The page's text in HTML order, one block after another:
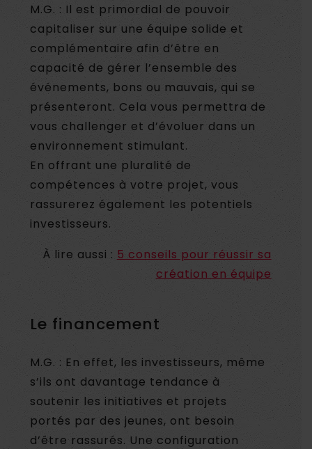
M.G. : Il est primordial de pouvoir
capitaliser sur une équipe solide et
complémentaire afin d’être en
capacité de gérer l’ensemble des
événements, bons ou mauvais, qui se
présenteront. Cela vous permettra de
vous challenger et d’évoluer dans un
environnement stimulant.
En offrant une pluralité de
compétences à votre projet, vous
rassurerez également les potentiels
investisseurs.
À lire aussi : 5 conseils pour réussir sa
création en équipe
Le financement
M.G. : En effet, les investisseurs, même
s’ils ont davantage tendance à
soutenir les initiatives et projets
portés par des jeunes, ont besoin
d’être rassurés. Une configuration